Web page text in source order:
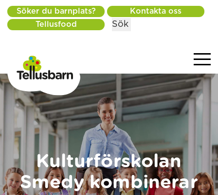
Söker du barnplats?
Kontakta oss
Tellusfood
Sök
Kulturförskolan
Smedy kombinerar